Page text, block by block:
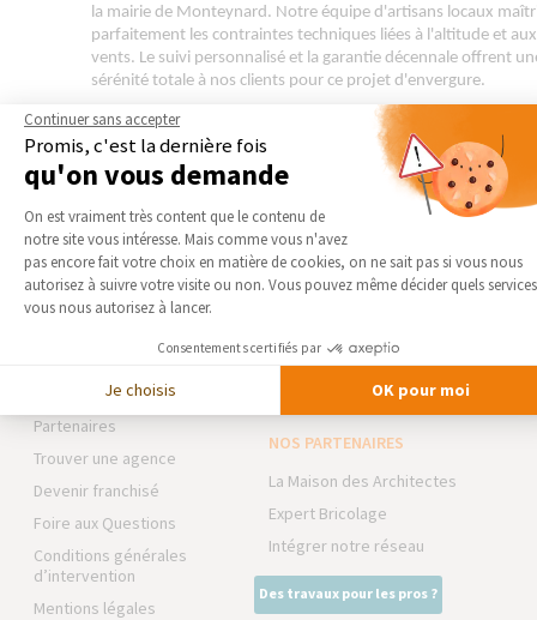
la mairie de Monteynard. Notre équipe d'artisans locaux
parfaitement les contraintes techniques liées à l'altitude et aux
vents. Le suivi personnalisé et la garantie décennale offrent
sérénité totale à nos clients pour ce projet d'envergure.
DEMANDER UN DEVIS GRATUIT
AGENCE DE GRENOBLE-
SUD/CLAIX/SEYSSINS
Notre charte qualité
Partenaires
Trouver une agence
Devenir franchisé
Foire aux Questions
Conditions générales
d’intervention
Mentions légales
NOS DOMAINES
D’INTERVENTION
RÉNOVATION INTÉRIEURE
TRAVAUX EXTÉRIEURS
NOS PARTENAIRES
La Maison des Architectes
Expert Bricolage
Intégrer notre réseau
Des travaux pour les pros ?
Continuer sans accepter
Promis, c'est la dernière fois
qu'on vous demande
Plateforme de Gestion du
On est vraiment très content que le contenu de
notre site vous intéresse. Mais comme vous n'avez
pas encore fait votre choix en matière de cookies, on ne sait pas si vous nous
autorisez à suivre votre visite ou non. Vous pouvez même décider quels services
vous nous autorisez à lancer.
Consentements certifiés par
Je choisis OK pour moi
Axeptio consent